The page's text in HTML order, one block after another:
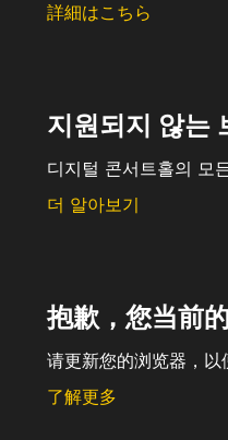
詳細はこちら
지원되지 않는
디지털 콘서트홀의 모
더 알아보기
抱歉，您当前
请更新您的浏览器，以
了解更多